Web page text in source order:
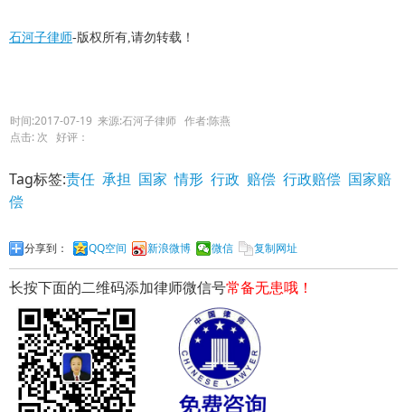
石河子律师-版权所有,请勿转载！
时间:2017-07-19 来源:石河子律师 作者:陈燕
点击: 次 好评：
Tag标签:责任 承担 国家 情形 行政 赔偿 行政赔偿 国家赔
偿
分享到： QQ空间 新浪微博 微信 复制网址
长按下面的二维码添加律师微信号常备无患哦！